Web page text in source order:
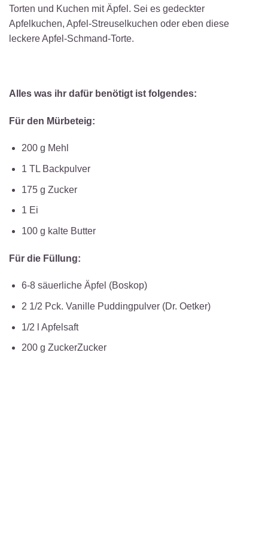
Torten und Kuchen mit Äpfel. Sei es gedeckter
Apfelkuchen, Apfel-Streuselkuchen oder eben diese
leckere Apfel-Schmand-Torte.
Alles was ihr dafür benötigt ist folgendes:
Für den Mürbeteig:
200 g Mehl
1 TL Backpulver
175 g Zucker
1 Ei
100 g kalte Butter
Für die Füllung:
6-8 säuerliche Äpfel (Boskop)
2 1/2 Pck. Vanille Puddingpulver (Dr. Oetker)
1/2 l Apfelsaft
200 g ZuckerZucker